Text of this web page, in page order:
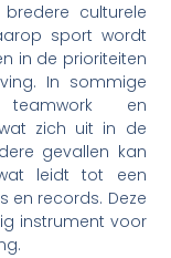
culturele
sport wordt
in de prioriteiten
In sommige
en
zich uit in de
gevallen kan
leidt tot een
en records. Deze
instrument voor